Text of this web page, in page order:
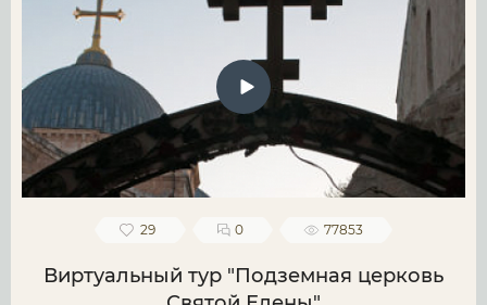
29 0 77853
Виртуальный тур "Подземная церковь